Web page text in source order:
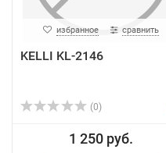
избранное сравнить
KELLI KL-2146
(0)
1 250 руб.